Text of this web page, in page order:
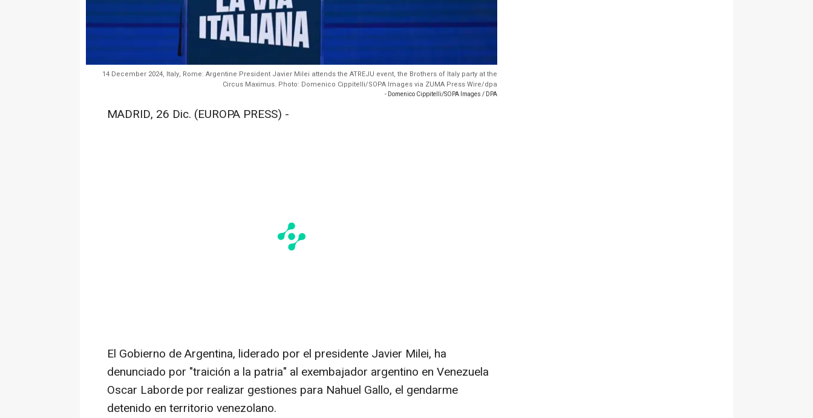
14 December 2024, Italy, Rome: Argentine President Javier Milei attends the ATREJU event, the Brothers of Italy party at the
Circus Maximus. Photo: Domenico Cippitelli/SOPA Images via ZUMA Press Wire/dpa
- Domenico Cippitelli/SOPA Images / DPA
MADRID, 26 Dic. (EUROPA PRESS) -
El Gobierno de Argentina, liderado por el presidente Javier Milei, ha
denunciado por "traición a la patria" al exembajador argentino en Venezuela
Oscar Laborde por realizar gestiones para Nahuel Gallo, el gendarme
detenido en territorio venezolano.